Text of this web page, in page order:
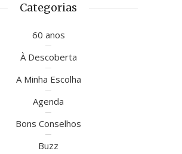
Categorias
60 anos
À Descoberta
A Minha Escolha
Agenda
Bons Conselhos
Buzz